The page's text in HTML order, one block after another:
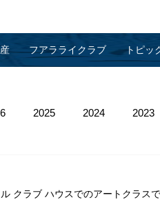
フアラライクラブ トピッ
2025 2024 2023
クラブ ハウスでのアートクラス